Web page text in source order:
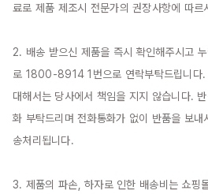
료로 제품 제조시 전문가의 권장사항에 따르
2. 배송 받으신 제품을 즉시 확인해주시고
로 1800-8914 1번으로 연락부탁드립니다.
대해서는 당사에서 책임을 지지 않습니다.
화 부탁드리며 전화통화가 없이 반품을 보
송처리됩니다.
3. 제품의 파손, 하자로 인한 배송비는 쇼핑